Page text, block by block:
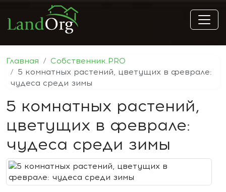
Главная
Собственник.PRO
5 комнатных растений, цветущих в феврале:
чудеса среди зимы
5 комнатных растений,
цветущих в феврале:
чудеса среди зимы